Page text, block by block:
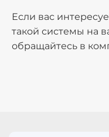
Если вас
такой системы на
обращайтесь в